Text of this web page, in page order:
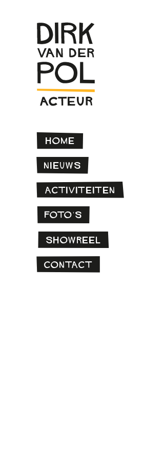
Home
Nieuws
Activiteiten
Foto’s
Showreel
Contact